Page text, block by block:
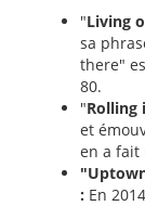
"Living
sa
there"
80.
"Rolling
et
en a fait
: En